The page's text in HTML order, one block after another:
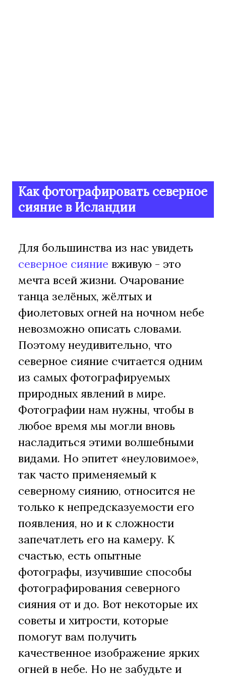
Как фотографировать северное
сияние в Исландии
Для большинства из нас увидеть
северное сияние вживую - это
мечта всей жизни. Очарование
танца зелёных, жёлтых и
фиолетовых огней на ночном небе
невозможно описать словами.
Поэтому неудивительно, что
северное сияние считается одним
из самых фотографируемых
природных явлений в мире.
Фотографии нам нужны, чтобы в
любое время мы могли вновь
насладиться этими волшебными
видами. Но эпитет «неуловимое»,
так часто применяемый к
северному сиянию, относится не
только к непредсказуемости его
появления, но и к сложности
запечатлеть его на камеру. К
счастью, есть опытные
фотографы, изучившие способы
фотографирования северного
сияния от и до. Вот некоторые их
советы и хитрости, которые
помогут вам получить
качественное изображение ярких
огней в небе. Но не забудьте и